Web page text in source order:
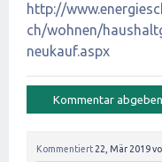
http://
ch/wohnen/
neukauf.aspx
Kommentiert 22, Mär 2019